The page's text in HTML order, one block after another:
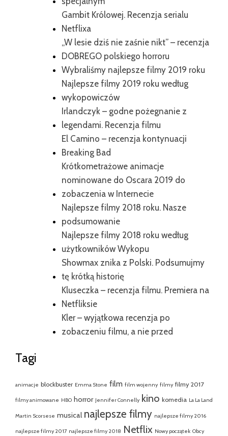
Gambit Królowej. Recenzja serialu
Netflixa
„W lesie dziś nie zaśnie nikt” – recenzja
DOBREGO polskiego horroru
Wybraliśmy najlepsze filmy 2019 roku
Najlepsze filmy 2019 roku według
wykopowiczów
Irlandczyk – godne pożegnanie z
legendami. Recenzja filmu
El Camino – recenzja kontynuacji
Breaking Bad
Krótkometrażowe animacje
nominowane do Oscara 2019 do
zobaczenia w Internecie
Najlepsze filmy 2018 roku. Nasze
podsumowanie
Najlepsze filmy 2018 roku według
użytkowników Wykopu
Showmax znika z Polski. Podsumujmy
tę krótką historię
Kluseczka – recenzja filmu. Premiera na
Netfliksie
Kler – wyjątkowa recenzja po
zobaczeniu filmu, a nie przed
Tagi
animacje blockbuster Emma Stone film film wojenny filmy filmy 2017
filmy animowane HBO horror Jennifer Connelly kino komedia La La Land
Martin Scorsese musical najlepsze filmy najlepsze filmy 2016
najlepsze filmy 2017 najlepsze filmy 2018 Netflix Nowy początek Obcy